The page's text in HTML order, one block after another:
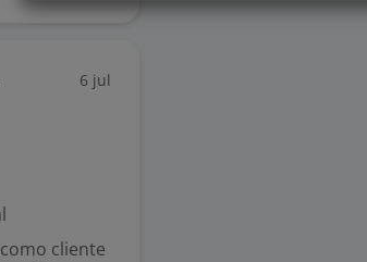
6 jul
cliente